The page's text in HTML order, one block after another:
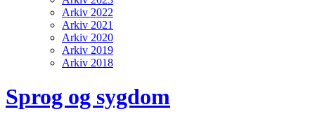
Arkiv 2022
Arkiv 2021
Arkiv 2020
Arkiv 2019
Arkiv 2018
Sprog og sygdom